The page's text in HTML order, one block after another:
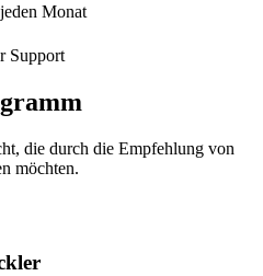
Monat
Support
die durch die Empfehlung von
möchten.